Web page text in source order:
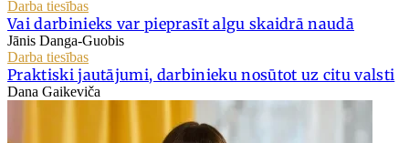
Darba tiesības
Vai darbinieks var pieprasīt algu skaidrā naudā
Jānis Danga-Guobis
Darba tiesības
Praktiski jautājumi, darbinieku nosūtot uz citu valsti
Dana Gaikeviča